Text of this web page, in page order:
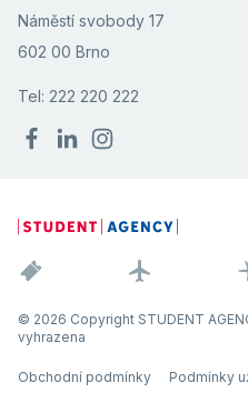
Náměstí svobody 17
602 00 Brno
Tel: 222 220 222
© 2026 Copyright STUDENT
vyhrazena
Obchodní podmínky Podmínky